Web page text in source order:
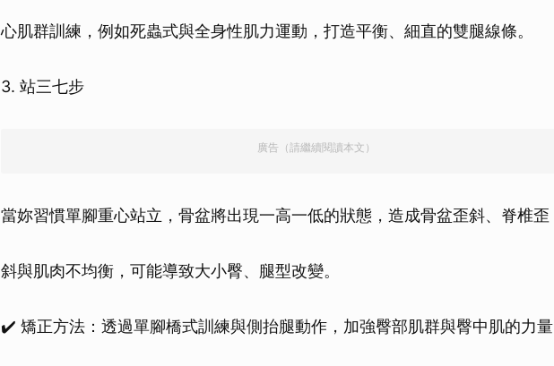
心肌群訓練，例如死蟲式與全身性肌力運動，打造平衡、細直的雙腿線條。
3. 站三七步
廣告（請繼續閱讀本文）
當妳習慣單腳重心站立，骨盆將出現一高一低的狀態，造成骨盆歪斜、脊椎歪
斜與肌肉不均衡，可能導致大小臀、腿型改變。
✔️ 矯正方法：透過單腳橋式訓練與側抬腿動作，加強臀部肌群與臀中肌的力量